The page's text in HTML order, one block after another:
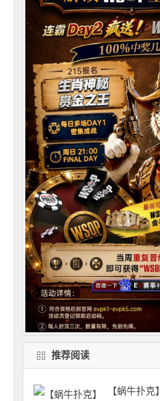
推荐阅读
【蜗牛扑克